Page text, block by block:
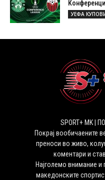
УЕФА
SPORT+ MK |
Покрај вообичаените
преноси во живо,
коментари и
Најголемо внимание
македонските